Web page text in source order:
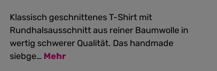
Klassisch geschnittenes T-Shirt mit
Rundhalsausschnitt aus reiner Baumwolle in
wertig schwerer Qualität. Das handmade
siebge… Mehr